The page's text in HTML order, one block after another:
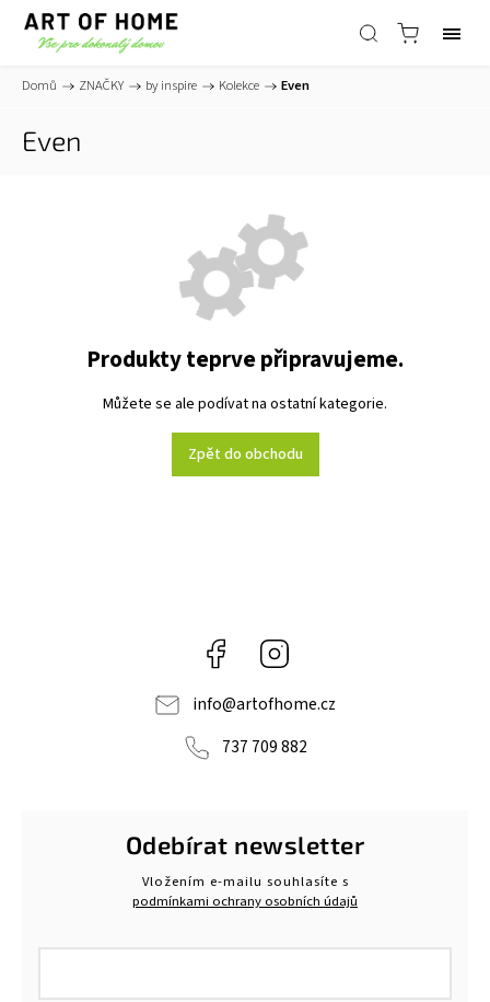
Domů / ZNAČKY / by inspire / Kolekce / Even
Even
Produkty teprve připravujeme.
Můžete se ale podívat na ostatní kategorie.
Zpět do obchodu
Facebook
info@artofhome.cz
737 709 882
Odebírat newsletter
Vložením e-mailu souhlasíte s
podmínkami ochrany osobních údajů